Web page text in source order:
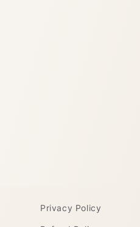
Privacy Policy